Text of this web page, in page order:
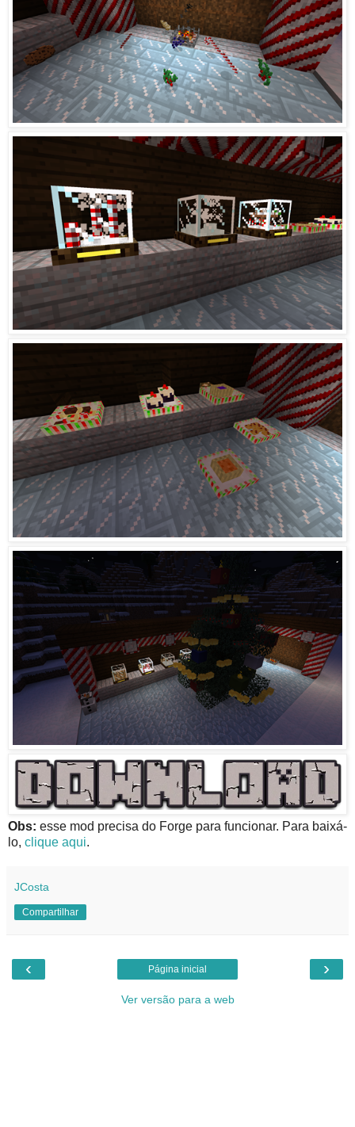
Obs: esse mod precisa do Forge para funcionar. Para baixá-
lo, clique aqui.
JCosta
Compartilhar
‹ ›
Página inicial
Ver versão para a web